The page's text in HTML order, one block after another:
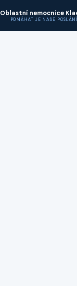
Oblastní nemocnice
POMÁHAT JE NAŠE